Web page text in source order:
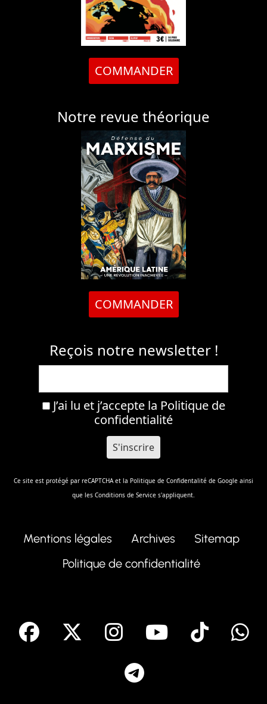
COMMANDER
Notre revue théorique
COMMANDER
Reçois notre newsletter !
J’ai lu et j’accepte la Politique de
confidentialité
Ce site est protégé par reCAPTCHA et la Politique de Confidentalité de Google ainsi
que les Conditions de Service s'appliquent.
Mentions légales Archives
Sitemap
Politique de confidentialité
facebook Instagram
Youtube
Tik